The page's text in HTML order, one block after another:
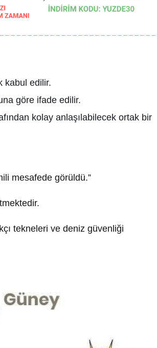
kabul edilir.
göre ifade edilir.
kolay anlaşılabilecek ortak bir
mesafede görüldü.”
tekneleri ve deniz güvenliği